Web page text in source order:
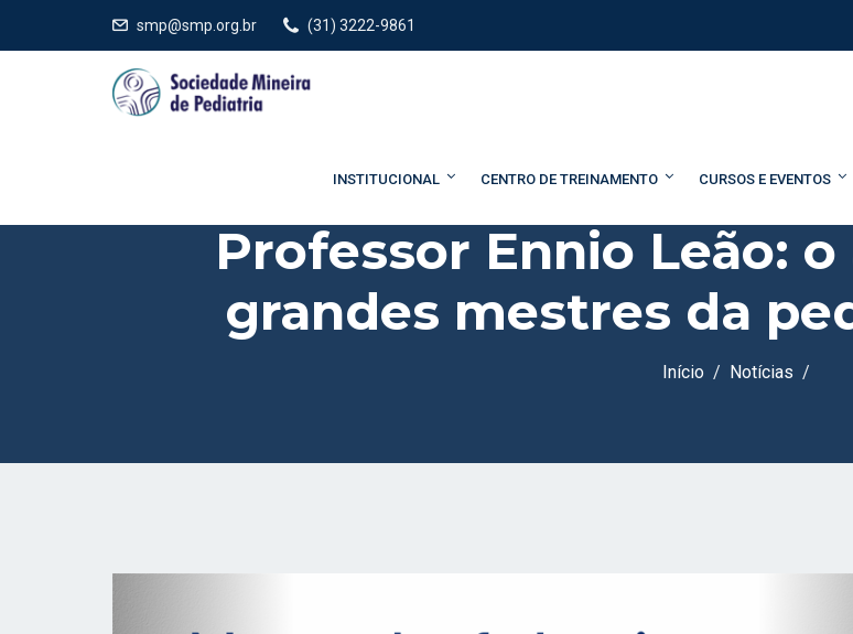
smp@smp.org.br (31) 3222-9861
INSTITUCIONAL CENTRO DE TREINAMENTO CURSOS E EVENTOS
Professor Ennio Leão:
grandes mestres da
Início Notícias